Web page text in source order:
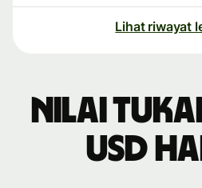
Lihat riwayat
Nilai
USD